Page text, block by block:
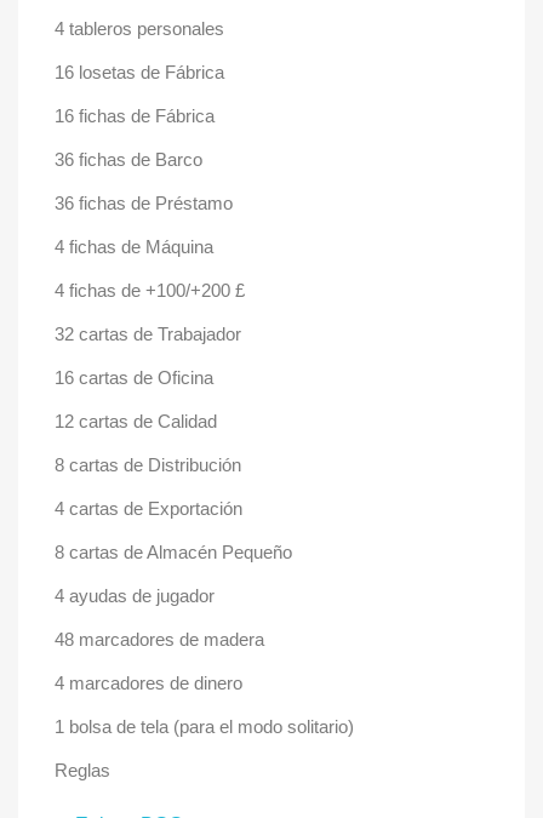
4 tableros personales
16 losetas de Fábrica
16 fichas de Fábrica
36 fichas de Barco
36 fichas de Préstamo
4 fichas de Máquina
4 fichas de +100/+200 £
32 cartas de Trabajador
16 cartas de Oficina
12 cartas de Calidad
8 cartas de Distribución
4 cartas de Exportación
8 cartas de Almacén Pequeño
4 ayudas de jugador
48 marcadores de madera
4 marcadores de dinero
1 bolsa de tela (para el modo solitario)
Reglas